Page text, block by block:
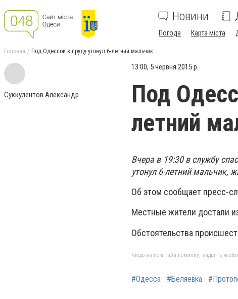
Новини
Погода Карта міста
Головна Под Одессой в пруду утонул 6-летний мальчик
Суккулентов Александр
13:00, 5 червня 2015 р.
Под
летний
Вчера в 19:30 в службу
утонул 6-летний мальчик,
Об этом сообщает пресс-
Местные жители достали
Обстоятельства
Якщо ви помітили помилку, виділіть
#Одесса #Беляевка